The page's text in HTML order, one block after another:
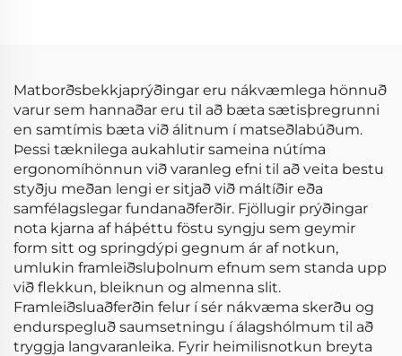
Matborðsbekkjaprýðingar eru nákvæmlega hönnuð
varur sem hannaðar eru til að bæta sætisþregrunni
en samtímis bæta við álitnum í matseðlabúðum.
Þessi tæknilega aukahlutir sameina nútíma
ergonomíhönnun við varanleg efni til að veita bestu
styðju meðan lengi er sitjað við máltíðir eða
samfélagslegar fundanaðferðir. Fjöllugir prýðingar
nota kjarna af háþéttu föstu syngju sem geymir
form sitt og springdýpi gegnum ár af notkun,
umlukin framleiðsluþolnum efnum sem standa upp
við flekkun, bleiknun og almenna slit.
Framleiðsluaðferðin felur í sér nákvæma skerðu og
endurspegluð saumsetningu í álagshólmum til að
tryggja langvaranleika. Fyrir heimilisnotkun breyta